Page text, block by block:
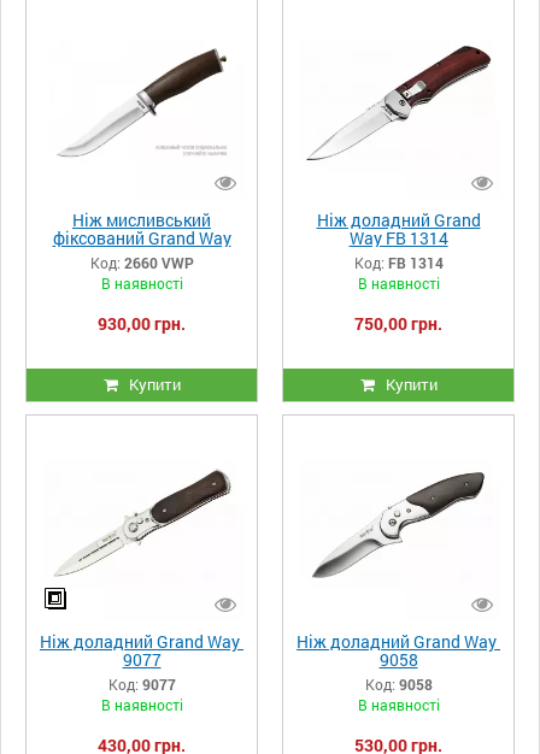
Ніж мисливський
фіксований Grand Way
2660 VWP
Код: 2660 VWP
В наявності
930,00 грн.
Купити
Ніж доладний Grand
Way FB 1314
Код: FB 1314
В наявності
750,00 грн.
Купити
Ніж доладний Grand Way
9077
Код: 9077
В наявності
430,00 грн.
Ніж доладний Grand Way
9058
Код: 9058
В наявності
530,00 грн.